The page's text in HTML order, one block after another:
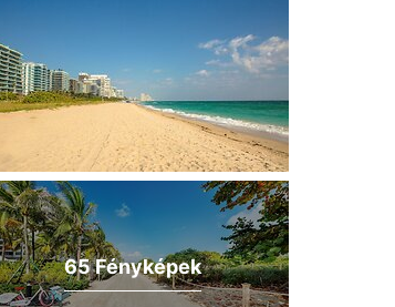
65 Fényképek